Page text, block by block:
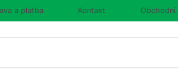
a platba Kontakt